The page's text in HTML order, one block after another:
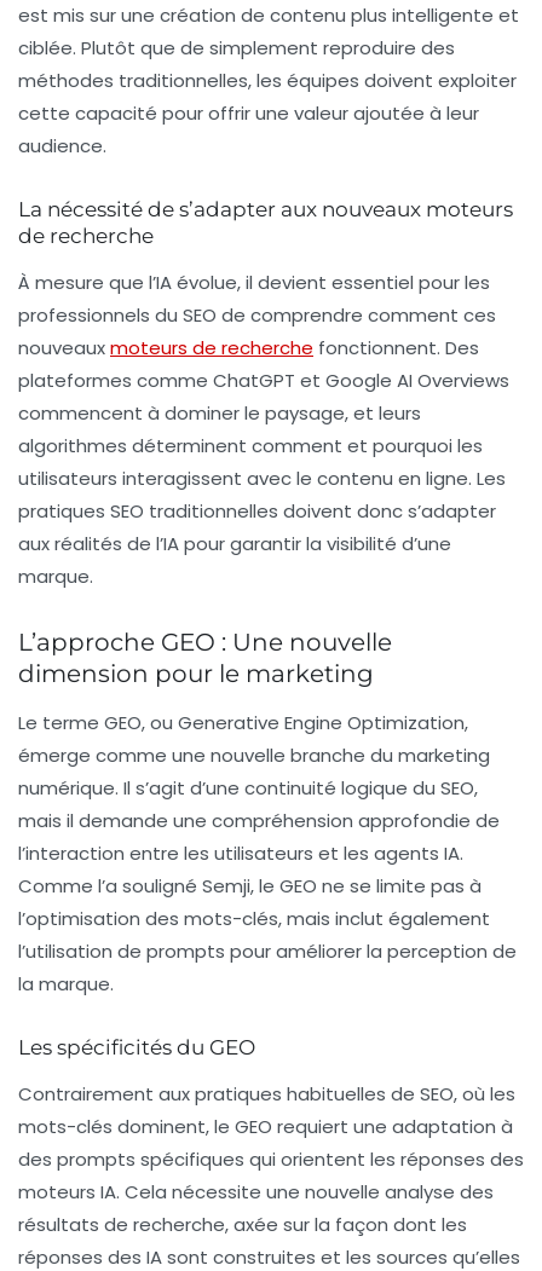
est mis sur une création de contenu plus intelligente et
ciblée. Plutôt que de simplement reproduire des
méthodes traditionnelles, les équipes doivent exploiter
cette capacité pour offrir une valeur ajoutée à leur
audience.
La nécessité de s’adapter aux nouveaux moteurs
de recherche
À mesure que l’IA évolue, il devient essentiel pour les
professionnels du SEO de comprendre comment ces
nouveauxmoteurs de recherche fonctionnent. Des
plateformes comme ChatGPT et Google AI Overviews
commencent à dominer le paysage, et leurs
algorithmes déterminent comment et pourquoi les
utilisateurs interagissent avec le contenu en ligne. Les
pratiques SEO traditionnelles doivent donc s’adapter
aux réalités de l’IA pour garantir la visibilité d’une
marque.
L’approche GEO : Une nouvelle
dimension pour le marketing
Le terme GEO, ou Generative Engine Optimization,
émerge comme une nouvelle branche du marketing
numérique. Il s’agit d’une continuité logique du SEO,
mais il demande une compréhension approfondie de
l’interaction entre les utilisateurs et les agents IA.
Comme l’a souligné Semji, le GEO ne se limite pas à
l’optimisation des mots-clés, mais inclut également
l’utilisation de prompts pour améliorer la perception de
la marque.
Les spécificités du GEO
Contrairement aux pratiques habituelles de SEO, où les
mots-clés dominent, le GEO requiert une adaptation à
des prompts spécifiques qui orientent les réponses des
moteurs IA. Cela nécessite une nouvelle analyse des
résultats de recherche, axée sur la façon dont les
réponses des IA sont construites et les sources qu’elles